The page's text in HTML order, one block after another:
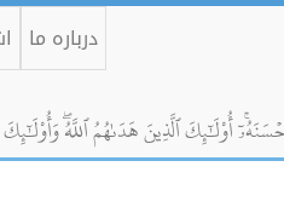
درباره ما
أُوْلَٰٓئِكَ ٱلَّذِينَ هَدَىٰهُمُ ٱللَّهُۖ